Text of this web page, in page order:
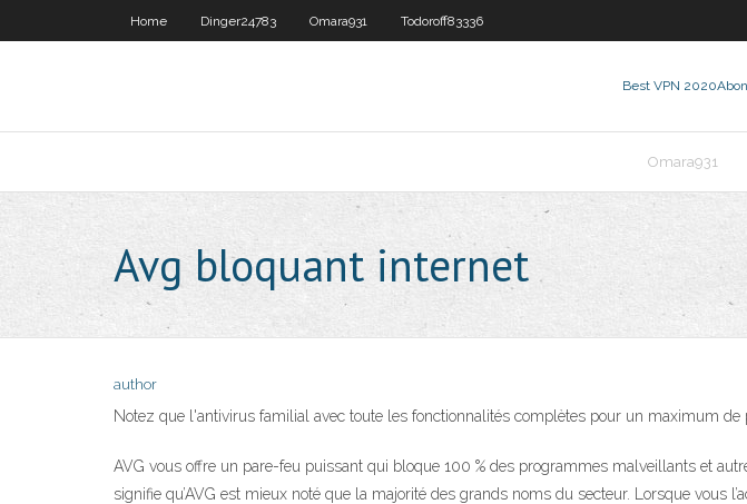
Home Dinger24783 Omara931 Todoroff83336
Best VPN 2020
Omara931
Avg bloquant internet
author
Notez que l'antivirus familial avec toute les fonctionnalités complètes pour un maximum de
AVG vous offre un pare-feu puissant qui bloque 100 % des programmes malveillants et
signifie qu’AVG est mieux noté que la majorité des grands noms du secteur. Lorsque vous